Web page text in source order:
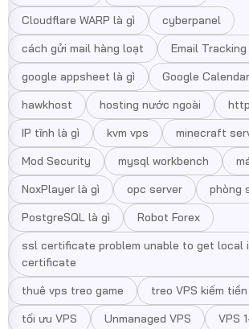
Cloudflare WARP là gì
cyberpanel
cách gửi mail hàng loạt
Email Tracking
google appsheet là gì
Google
hawkhost
hosting nước ngoài
IP tĩnh là gì
kvm vps
minecraft
Mod Security
mysql workbench
NoxPlayer là gì
opc server
phòng
PostgreSQL là gì
Robot Forex
ssl certificate problem unable to get local
certificate
thuê vps treo game
treo VPS kiếm tiền
tối ưu VPS
Unmanaged VPS
VPS